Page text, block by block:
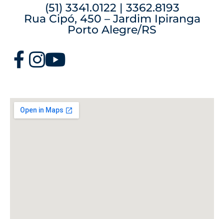
(51) 3341.0122 | 3362.8193
Rua Cipó, 450 – Jardim Ipiranga
Porto Alegre/RS